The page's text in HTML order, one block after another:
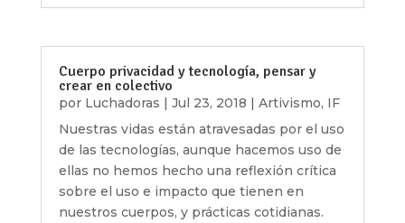
Cuerpo privacidad y tecnología, pensar y
crear en colectivo
por Luchadoras | Jul 23, 2018 | Artivismo, IF
Nuestras vidas están atravesadas por el uso
de las tecnologías, aunque hacemos uso de
ellas no hemos hecho una reflexión crítica
sobre el uso e impacto que tienen en
nuestros cuerpos, y prácticas cotidianas.